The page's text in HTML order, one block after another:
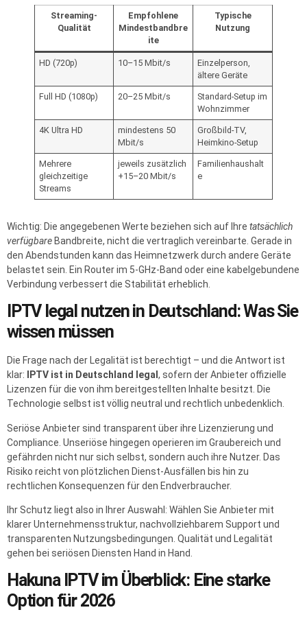
Streaming-
Qualität
Empfohlene
Mindestbandbre
ite
Typische
Nutzung
HD (720p) 10–15 Mbit/s
Einzelperson,
ältere Geräte
Full HD (1080p) 20–25 Mbit/s
Standard-Setup im
Wohnzimmer
4K Ultra HD
mindestens 50
Mbit/s
Großbild-TV,
Heimkino-Setup
Mehrere
gleichzeitige
Streams
jeweils zusätzlich
+15–20 Mbit/s
Familienhaushalt
e
Wichtig: Die angegebenen Werte beziehen sich auf Ihre tatsächlich
verfügbare Bandbreite, nicht die vertraglich vereinbarte. Gerade in
den Abendstunden kann das Heimnetzwerk durch andere Geräte
belastet sein. Ein Router im 5-GHz-Band oder eine kabelgebundene
Verbindung verbessert die Stabilität erheblich.
IPTV legal nutzen in Deutschland: Was Sie
wissen müssen
Die Frage nach der Legalität ist berechtigt – und die Antwort ist
klar:
IPTV ist in Deutschland legal , sofern der Anbieter offizielle
Lizenzen für die von ihm bereitgestellten Inhalte besitzt. Die
Technologie selbst ist völlig neutral und rechtlich unbedenklich.
Seriöse Anbieter sind transparent über ihre Lizenzierung und
Compliance. Unseriöse hingegen operieren im Graubereich und
gefährden nicht nur sich selbst, sondern auch ihre Nutzer. Das
Risiko reicht von plötzlichen Dienst-Ausfällen bis hin zu
rechtlichen Konsequenzen für den Endverbraucher.
Ihr Schutz liegt also in Ihrer Auswahl: Wählen Sie Anbieter mit
klarer Unternehmensstruktur, nachvollziehbarem Support und
transparenten Nutzungsbedingungen. Qualität und Legalität
gehen bei seriösen Diensten Hand in Hand.
Hakuna IPTV im Überblick: Eine starke
Option für 2026